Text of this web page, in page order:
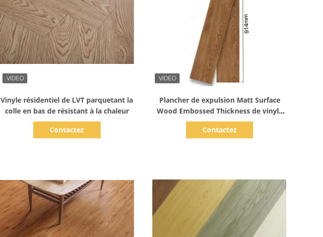
Vinyle résidentiel de LVT parquetant la
colle en bas de résistant à la chaleur
Contactez
Plancher de expulsion Matt Surface
Wood Embossed Thickness de vinyle
de LVT 1.2mm
Contactez